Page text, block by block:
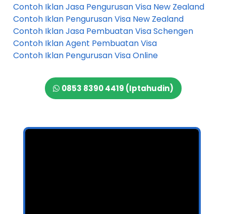
Contoh Iklan Jasa Pengurusan Visa New Zealand
Contoh Iklan Pengurusan Visa New Zealand
Contoh Iklan Jasa Pembuatan Visa Schengen
Contoh Iklan Agent Pembuatan Visa
Contoh Iklan Pengurusan Visa Online
0853 8390 4419 (Iptahudin)